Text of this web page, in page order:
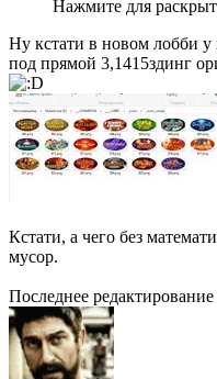
Нажмите для
Ну кстати в новом лобби
под прямой 3,1415здинг
Кстати, а чего без
мусор.
Последнее